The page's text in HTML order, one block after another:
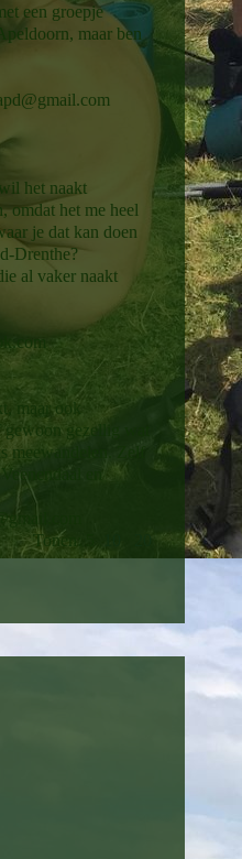
een groepje
maar ben
het naakt
omdat het me heel
je dat kan doen
Drenthe?
al vaker naakt
maar ook
gezellig wat
meewandelen. Zelf
en
Tonen: 5